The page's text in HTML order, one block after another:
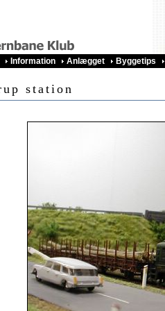
Information Anlægget Byggetips
station